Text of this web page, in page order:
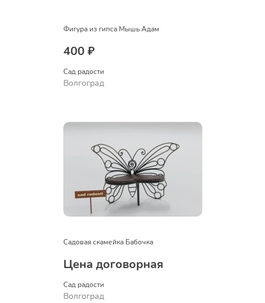
Фигура из гипса Мышь Адам
400 ₽
Сад радости
Волгоград
Садовая скамейка Бабочка
Цена договорная
Сад радости
Волгоград